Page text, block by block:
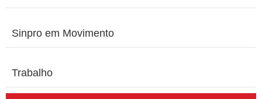
Sinpro em Movimento
Trabalho